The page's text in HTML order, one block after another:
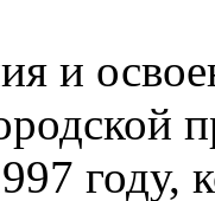
и
году,